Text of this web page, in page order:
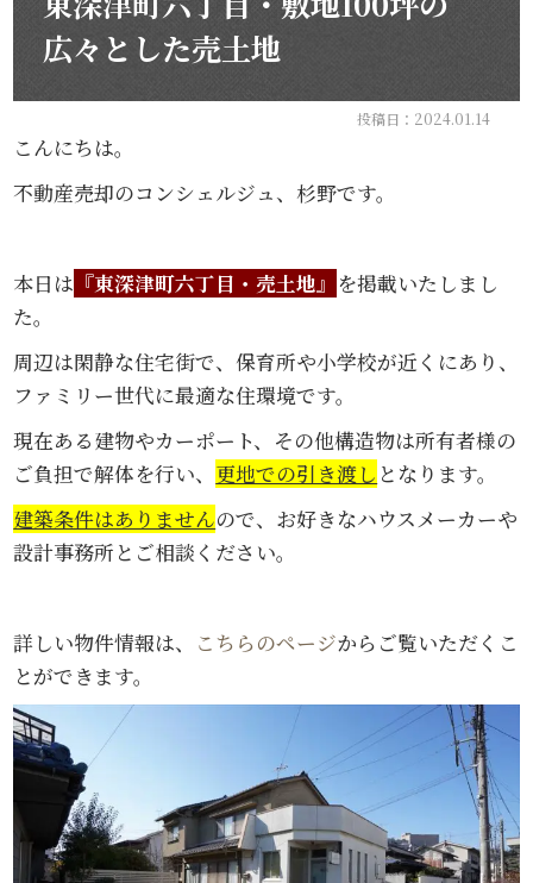
広々とした売土地
投稿日：2024.01.14
こんにちは。
不動産売却のコンシェルジュ、杉野です。
本日は 『東深津町六丁目・売土地』 を掲載いたしまし
た。
周辺は閑静な住宅街で、保育所や小学校が近くにあり、
ファミリー世代に最適な住環境です。
現在ある建物やカーポート、その他構造物は所有者様の
ご負担で解体を行い、 更地での引き渡し となります。
建築条件はありませんので、お好きなハウスメーカーや
設計事務所とご相談ください。
詳しい物件情報は、 こちらのページからご覧いただくこ
とができます。